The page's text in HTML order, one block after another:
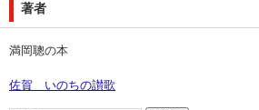
著者
満岡聰の本
佐賀 いのちの讃歌